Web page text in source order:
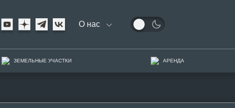
О нас
ЗЕМЕЛЬНЫЕ УЧАСТКИ АРЕНДА